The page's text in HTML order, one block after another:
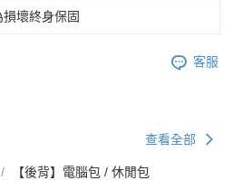
損壞終身保固
客服
查看全部
【後背】電腦包 / 休閒包